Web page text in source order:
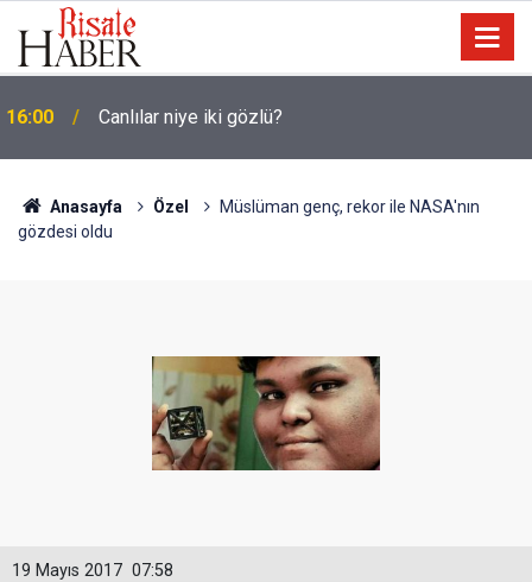
15:35 Sosyal medya, derslerde başarısızlığa yol açıyor
Anasayfa Özel
Müslüman genç, rekor ile NASA'nın
gözdesi oldu
07:58
19 Mayıs 2017